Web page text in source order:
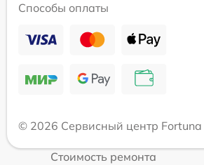
Способы оплаты
© 2026 Сервисный центр Fortuna
Стоимость ремонта